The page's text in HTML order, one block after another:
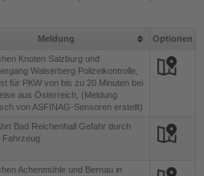
Meldung Optionen
Knoten Salzburg und
Walserberg Polizeikontrolle,
für PKW von bis zu 20 Minuten bei
aus Österreich, (Meldung
von ASFINAG-Sensoren erstellt)
Bad Reichenhall Gefahr durch
Fahrzeug
Achenmühle und Bernau in